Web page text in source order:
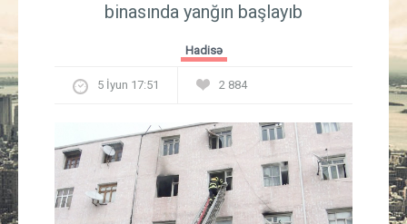
Güney Azərbaycan
Mədəniyyət
Müsahibə
binasında yanğın başlayıb
Hadisə
5 İyun 17:51 2 884